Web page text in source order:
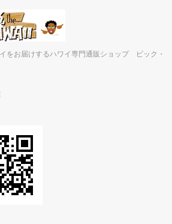
をお届けするハワイ専門通販ショップ ピック・